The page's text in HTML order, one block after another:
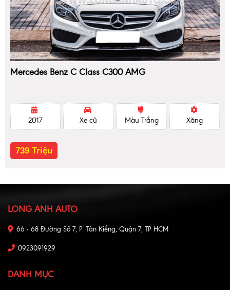
Mercedes Benz C Class C300 AMG
2017 Xe cũ Màu Trắng Xăng
739 Triệu
LONG ANH AUTO
66 - 68 Đường Số 7, P. Tân Kiểng, Quận 7, TP HCM
0923091929
DANH MỤC